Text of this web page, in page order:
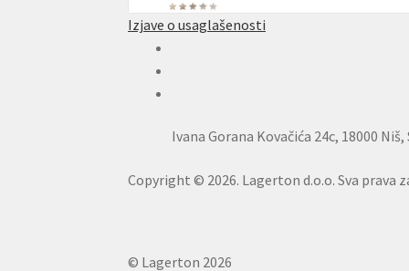
Izjave o usaglašenosti
Ivana Gorana Kovačića 24c, 18000
Copyright © 2026. Lagerton d.o.o. Sva prava
© Lagerton 2026